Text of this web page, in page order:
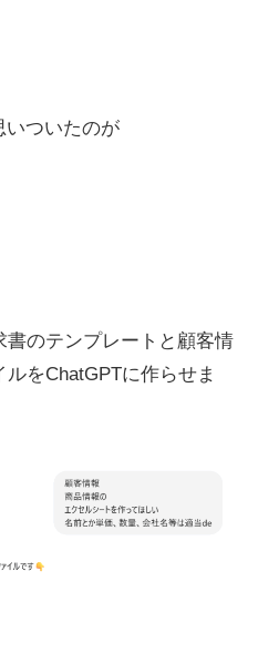
いついたのが
書のテンプレートと顧客情
をChatGPTに作らせま